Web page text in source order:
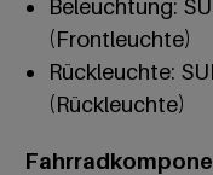
Beleuchtung:
(Frontleuchte)
Rückleuchte:
(Rückleuchte)